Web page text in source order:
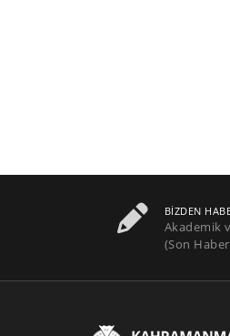
BIZDEN
Akademik
(Son